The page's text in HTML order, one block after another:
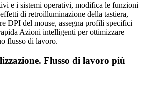
e i sistemi operativi, modifica le funzioni
di retroilluminazione della tastiera,
DPI del mouse, assegna profili specifici
Azioni intelligenti per ottimizzare
flusso di lavoro.
Flusso di lavoro più